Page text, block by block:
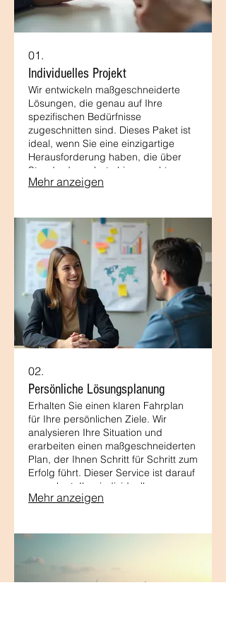
01.
Individuelles Projekt
Wir entwickeln maßgeschneiderte
Lösungen, die genau auf Ihre
spezifischen Bedürfnisse
zugeschnitten sind. Dieses Paket ist
ideal, wenn Sie eine einzigartige
Herausforderung haben, die über
Standardangebote hinausgeht.
Lassen Sie uns gemeinsam Ihre
Mehr anzeigen
02.
Persönliche Lösungsplanung
Erhalten Sie einen klaren Fahrplan
für Ihre persönlichen Ziele. Wir
analysieren Ihre Situation und
erarbeiten einen maßgeschneiderten
Plan, der Ihnen Schritt für Schritt zum
Erfolg führt. Dieser Service ist darauf
ausgelegt, Ihre individuellen
Anforderungen in umsetzbare
Mehr anzeigen